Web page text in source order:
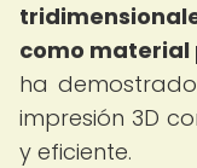
como material
ha
impresión 3D
y eficiente.